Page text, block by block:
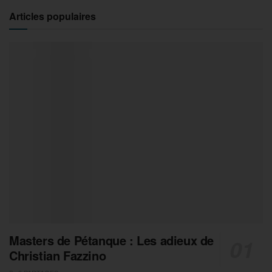
Articles populaires
Masters de Pétanque : Les adieux de
Christian Fazzino